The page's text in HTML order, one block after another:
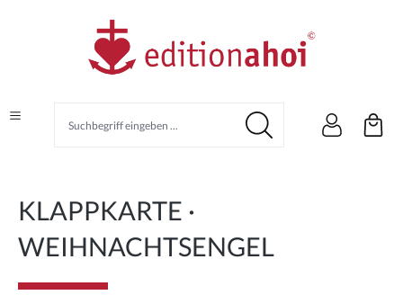
KLAPPKARTE ·
WEIHNACHTSENGEL